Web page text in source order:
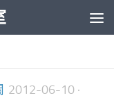
2012-06-10 ·